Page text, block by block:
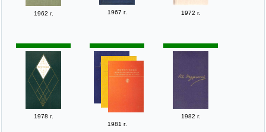
1962 г. 1967 г. 1972 г.
1978 г.
1981 г.
1982 г.